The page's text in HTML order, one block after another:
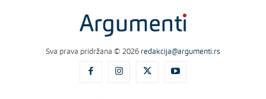
Sva prava pridržana © 2026 redakcija@argumenti.rs